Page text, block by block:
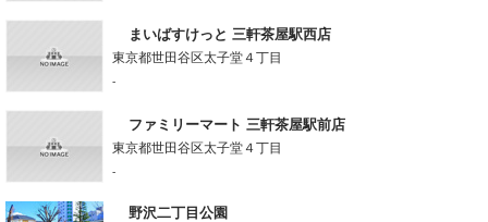
まいばすけっと 三軒茶屋駅西店
東京都世田谷区太子堂４丁目
-
ファミリーマート 三軒茶屋駅前店
東京都世田谷区太子堂４丁目
-
野沢二丁目公園